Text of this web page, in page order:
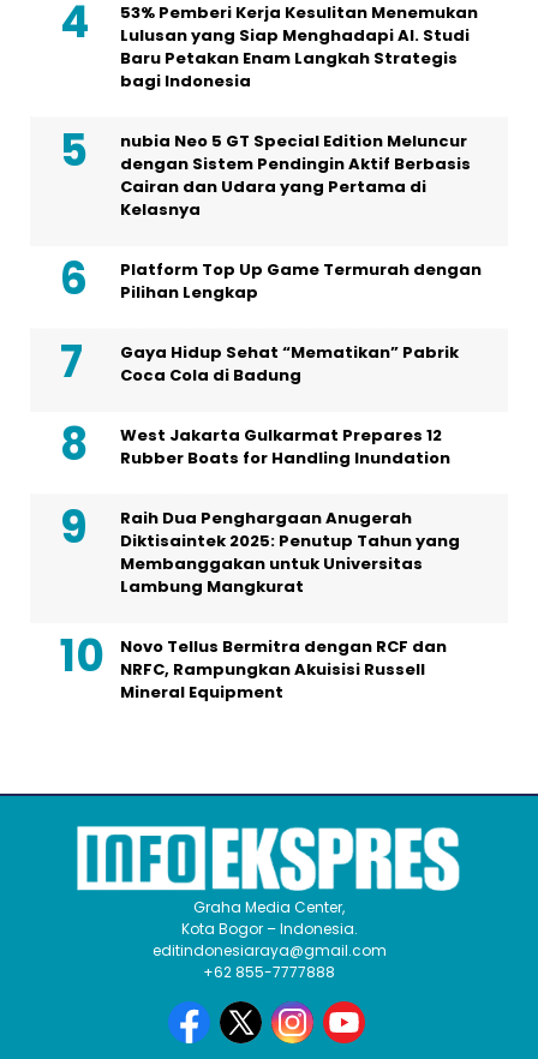
53% Pemberi Kerja Kesulitan Menemukan
Lulusan yang Siap Menghadapi AI. Studi
Baru Petakan Enam Langkah Strategis
bagi Indonesia
nubia Neo 5 GT Special Edition Meluncur
dengan Sistem Pendingin Aktif Berbasis
Cairan dan Udara yang Pertama di
Kelasnya
Platform Top Up Game Termurah dengan
Pilihan Lengkap
Gaya Hidup Sehat “Mematikan” Pabrik
Coca Cola di Badung
West Jakarta Gulkarmat Prepares 12
Rubber Boats for Handling Inundation
Raih Dua Penghargaan Anugerah
Diktisaintek 2025: Penutup Tahun yang
Membanggakan untuk Universitas
Lambung Mangkurat
Novo Tellus Bermitra dengan RCF dan
NRFC, Rampungkan Akuisisi Russell
Mineral Equipment
Graha Media Center,
Kota Bogor – Indonesia.
editindonesiaraya@gmail.com
+62 855-7777888